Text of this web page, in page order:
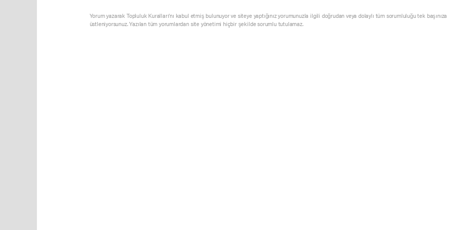
Yorum yazarak Topluluk Kuralları’nı kabul etmiş bulunuyor ve siteye yaptığınız yorumunuzla ilgili doğrudan veya dolaylı tüm sorumluluğu tek başınıza
üstleniyorsunuz. Yazılan tüm yorumlardan site yönetimi hiçbir şekilde sorumlu tutulamaz.